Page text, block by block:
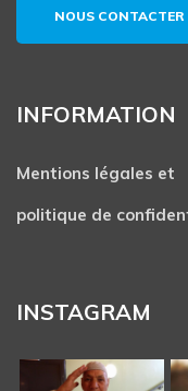
NOUS CONTACTER
INFORMATION
Mentions légales et
politique de
INSTAGRAM